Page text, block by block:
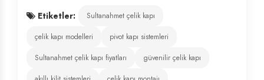
Etiketler:
Sultanahmet çelik kapı
çelik kapı modelleri
pivot kapı sistemleri
Sultanahmet çelik kapı fiyatları
güvenilir çelik kapı